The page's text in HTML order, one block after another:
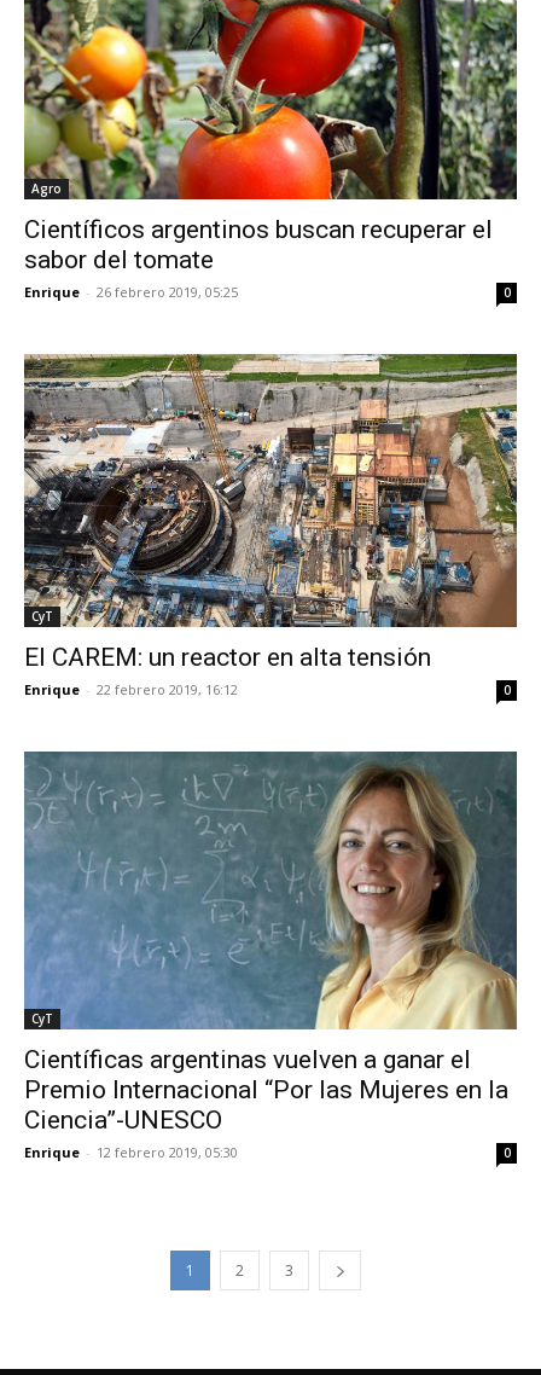
Agro
Científicos argentinos buscan recuperar el
sabor del tomate
Enrique - 26 febrero 2019, 05:25 0
CyT
El CAREM: un reactor en alta tensión
Enrique - 22 febrero 2019, 16:12 0
CyT
Científicas argentinas vuelven a ganar el
Premio Internacional “Por las Mujeres en la
Ciencia”-UNESCO
Enrique - 12 febrero 2019, 05:30 0
1 2 3